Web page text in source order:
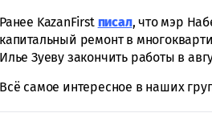
Ранее KazanFirst писал, что мэр
капитальный ремонт в
Илье Зуеву закончить работы в
Всё самое интересное в наших